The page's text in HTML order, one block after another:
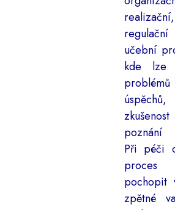
realizační,
učební
kde lze
poznání
Při péči
pochopit
zpětné